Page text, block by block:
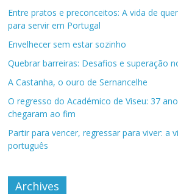
Entre pratos e preconceitos: A vida de
para servir em Portugal
Envelhecer sem estar sozinho
Quebrar barreiras: Desafios e superação
A Castanha, o ouro de Sernancelhe
O regresso do Académico de Viseu: 37
chegaram ao fim
Partir para vencer, regressar para viver: a
português
Archives